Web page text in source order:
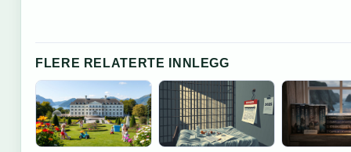
FLERE RELATERTE INNLEGG